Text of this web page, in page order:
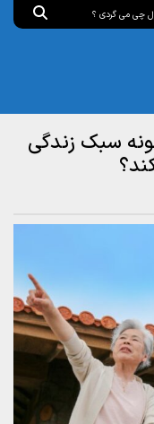
سبک زندگی